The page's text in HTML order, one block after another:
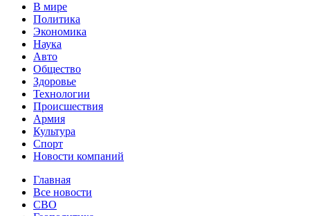
В мире
Политика
Экономика
Наука
Авто
Общество
Здоровье
Технологии
Происшествия
Армия
Культура
Спорт
Новости компаний
Главная
Все новости
СВО